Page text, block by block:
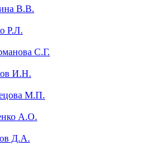
В.В.
Р.Л.
С.Г.
И.Н.
М.П.
А.О.
Д.А.